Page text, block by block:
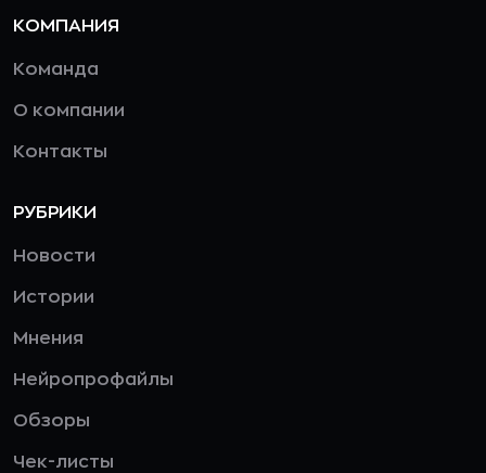
КОМПАНИЯ
Команда
О компании
Контакты
РУБРИКИ
Новости
Истории
Мнения
Нейропрофайлы
Обзоры
Чек-листы